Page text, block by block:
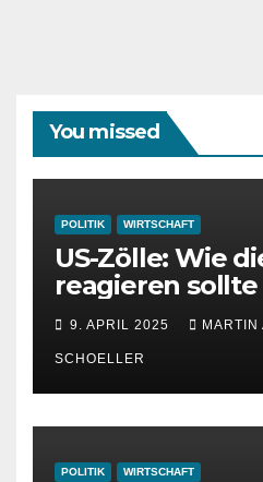
You missed
POLITIK WIRTSCHAFT
US-Zölle: Wie
reagieren sollte
9. APRIL 2025 MARTIN
SCHOELLER
POLITIK WIRTSCHAFT